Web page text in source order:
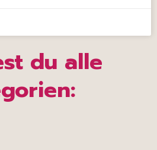
du alle